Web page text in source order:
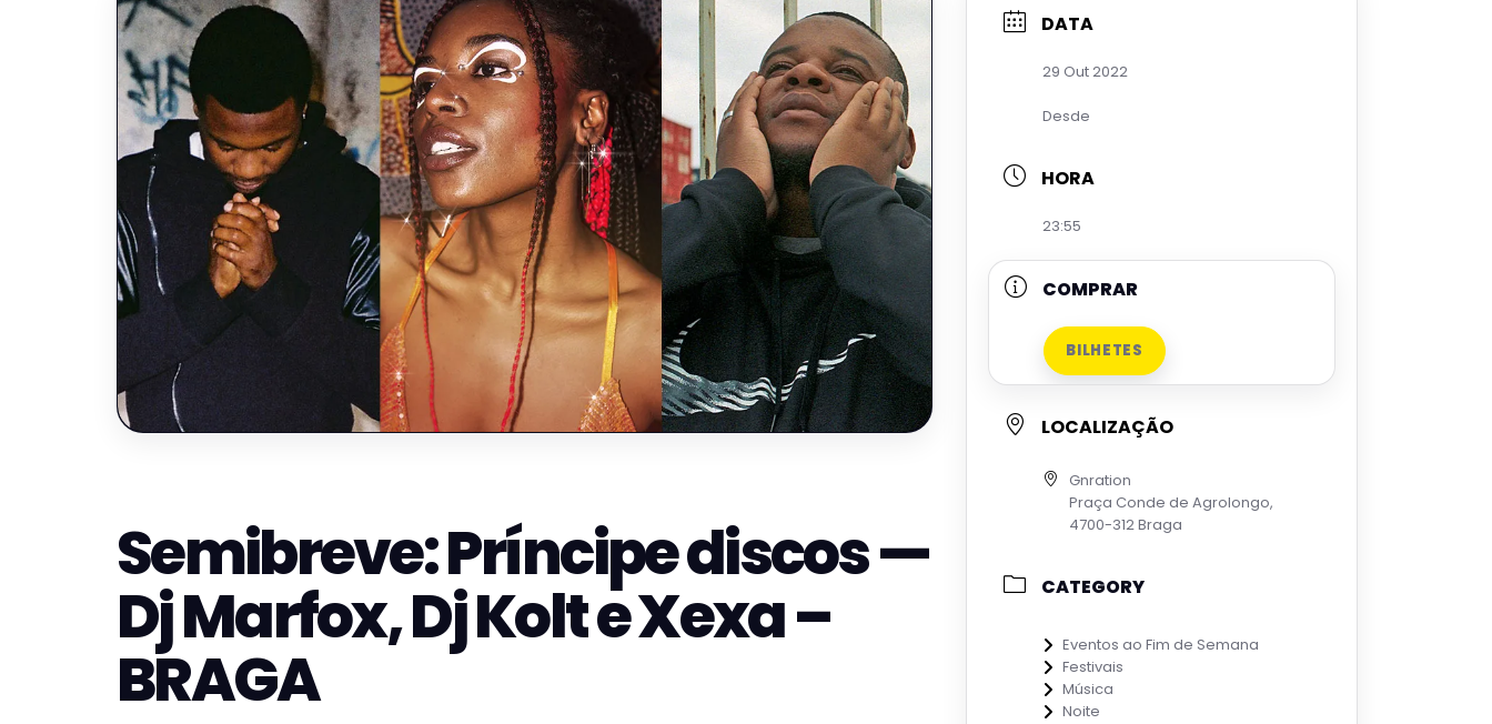
Semibreve: Príncipe discos —
Dj Marfox, Dj Kolt e Xexa –
BRAGA
DATA
29 Out 2022
Desde
HORA
23:55
COMPRAR
BILHETES
LOCALIZAÇÃO
Gnration
Praça Conde de Agrolongo,
4700-312 Braga
CATEGORY
Eventos ao Fim de Semana
Festivais
Música
Noite